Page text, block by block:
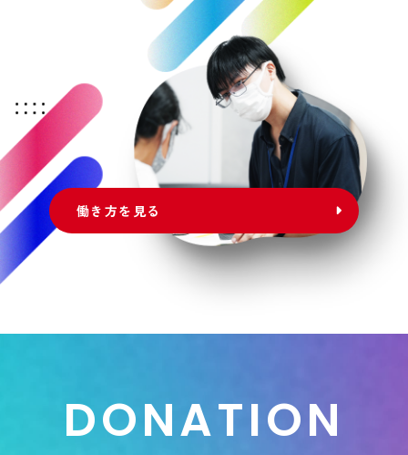
働き方を見る
DONATION